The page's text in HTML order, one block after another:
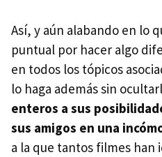
Así, y aún alabando en lo
puntual por hacer algo
en todos los tópicos
lo haga además sin
enteros a sus
sus amigos en una
a la que tantos filmes han